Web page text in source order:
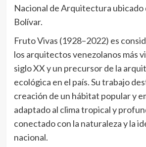
Nacional de Arquitectura ubicado
Bolívar.
Fruto Vivas (1928–2022) es
los arquitectos venezolanos más
siglo XX y un precursor de la
ecológica en el país. Su trabajo
creación de un hábitat popular y
adaptado al clima tropical y
conectado con la naturaleza y la
nacional.